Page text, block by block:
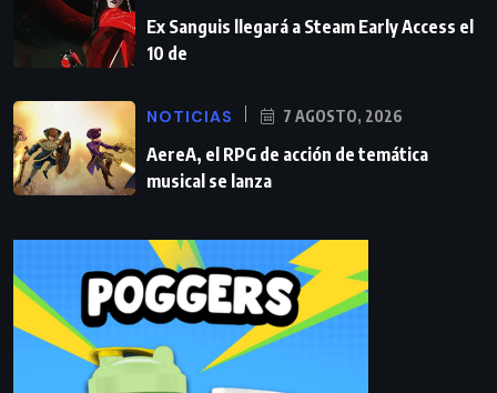
Ex Sanguis llegará a Steam Early Access el
10 de
NOTICIAS 7 AGOSTO, 2026
AereA, el RPG de acción de temática
musical se lanza